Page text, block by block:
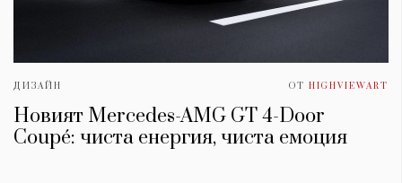
ДИЗАЙН ОТ HIGHVIEWART
Новият Mercedes-AMG GT 4-Door
Coupé: чиста енергия, чиста емоция